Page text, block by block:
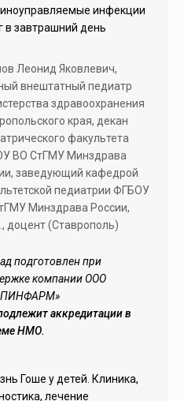
инфекции
в завтрашний день
Леонид Яковлевич,
внештатный педиатр
здравоохранения
края, декан
факультета
ВО СтГМУ Минздрава
заведующий кафедрой
педиатрии ФГБОУ
Минздрава России,
доцент (Ставрополь)
подготовлен при
компании ООО
аккредитации в
НМО.
Гоше у детей. Клиника,
лечение